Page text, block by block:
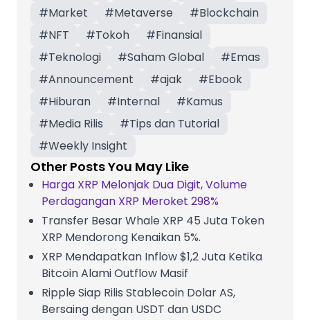
#Market #Metaverse #Blockchain
#NFT #Tokoh #Finansial
#Teknologi #Saham Global #Emas
#Announcement #ajak #Ebook
#Hiburan #Internal #Kamus
#Media Rilis #Tips dan Tutorial
#Weekly Insight
Other Posts You May Like
Harga XRP Melonjak Dua Digit, Volume
Perdagangan XRP Meroket 298%
Transfer Besar Whale XRP 45 Juta Token
XRP Mendorong Kenaikan 5%.
XRP Mendapatkan Inflow $1,2 Juta Ketika
Bitcoin Alami Outflow Masif
Ripple Siap Rilis Stablecoin Dolar AS,
Bersaing dengan USDT dan USDC